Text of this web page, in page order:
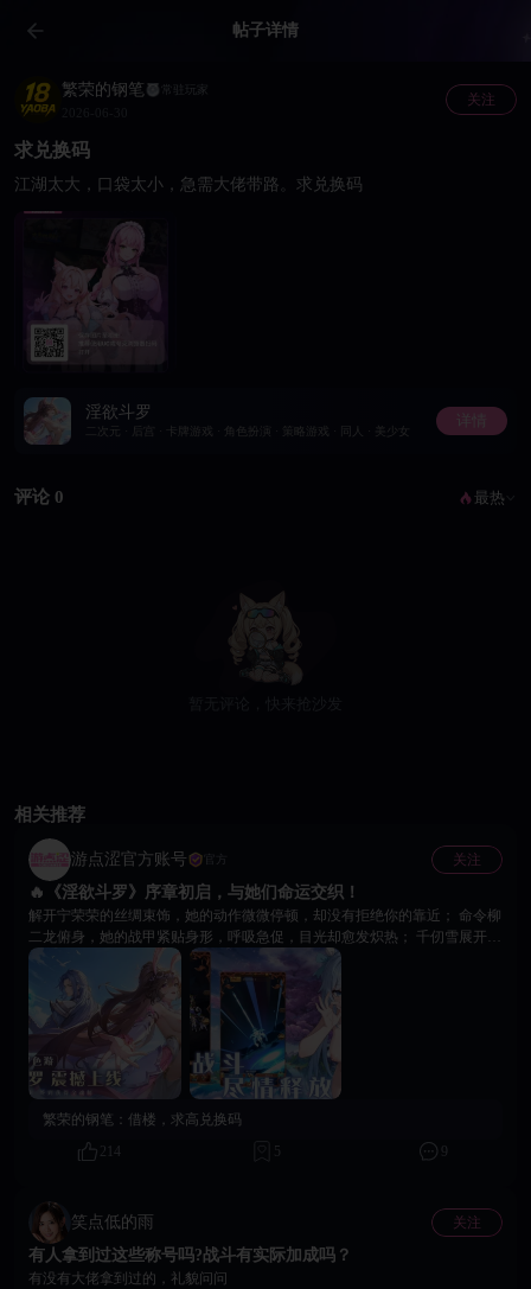
帖子详情
繁荣的钢笔 常驻玩家
关注
求兑换码
江湖太大，口袋太小，急需大佬带路。求兑换码
淫欲斗罗
二次元 · 后宫 · 卡牌游戏 · 角色扮演 · 策略游戏 · 同人 · 美少女
详情
评论 0 最热
相关推荐
游点涩官方账号 官方 关注
🔥《淫欲斗罗》序章初启，与她们命运交织！
解开宁荣荣的丝绸束饰，她的动作微微停顿，却没有拒绝你的靠近； 命令柳
二龙俯身，她的战甲紧贴身形，呼吸急促，目光却愈发炽热； 千仞雪展开天
使之翼，将你牢牢包围，圣光之下，她的视线只为你停留。 😍 终极诱惑养
成系统，现已全面开启 送出「玫瑰金蕊」，唤醒阿银内心深处被压抑的真实
渴望； 使用「暗影蛛丝」，引导比比东褪去冷静外壳，展现迷人的另一面。
💖当好感度突破临界点—— 你将解锁 18+ 专属剧情、限定角色立绘、私密互
动演出， 她们的态度、语气与反应，都会因你的选择而不断变化。 🙌 这不
是旁观剧情，而是掌控关系，是即时回应。即刻进入18Game平台，搜索《淫
欲斗罗》，解锁只属于你的斗罗后宫世界！
繁荣的钢笔： 借楼，求高兑换码
214
5
笑点低的雨 关注
有人拿到过这些称号吗?战斗有实际加成吗？
有没有大佬拿到过的，礼貌问问